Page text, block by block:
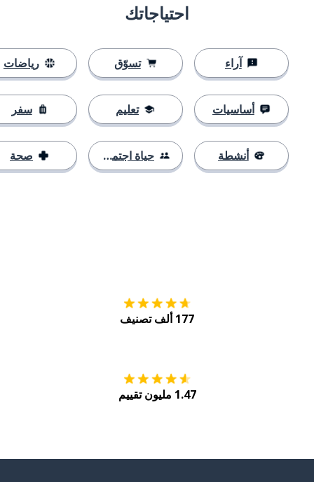
احتياجاتك
آراء
أساسيات
أنشطة
تسوّق
تعليم
حياة اجتماعية
رياضات
سفر
صحة
177 ألف تصنيف
1.47 مليون تقييم